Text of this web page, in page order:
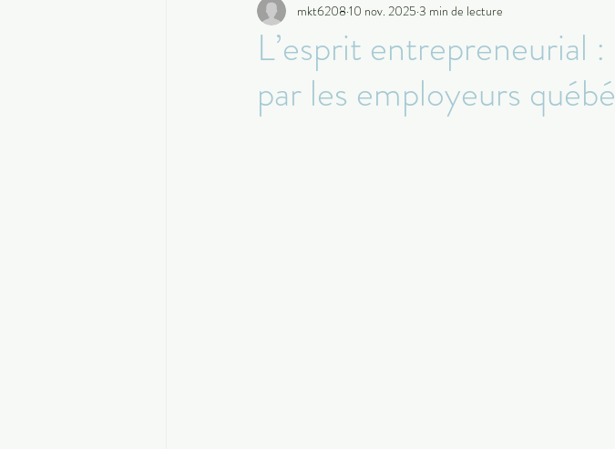
Logistique Administratif Recruteurs
L’esprit entrepreneurial
par les employeurs
mkt620810 nov. 2025 3 min de lecture